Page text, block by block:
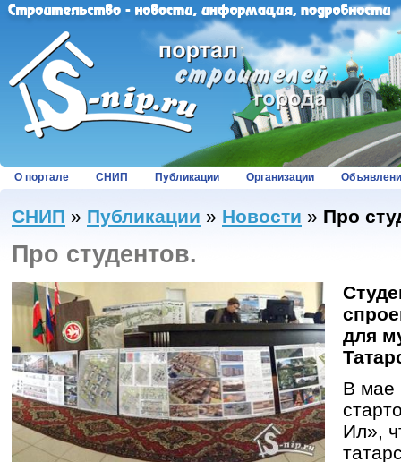
О портале СНИП Публикации Организации
СНИП » Публикации » Новости » Про
Про студентов.
для
В мае
Ил»,